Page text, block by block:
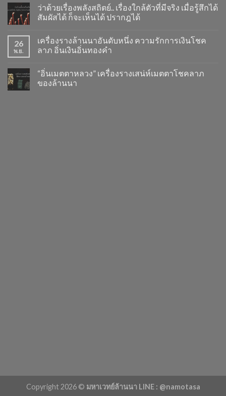
ว่าด้วยเรื่องพลังสถิตย์.. เรื่องใกล้ตัวที่มีจริง เมื่อรู้สึกได้
สัมผัสได้ ก็จะเห็นได้ ปรากฎได้
26
พ.ย.
เครื่องรางล้านนาอันดับหนึ่ง ความรักการเงินโชค
ลาภ อิ่นเงินอิ่นทองคำ
“อิ่นเมตตาหลวง” เครื่องรางเสน่ห์เมตตาโชคลาภ
ของล้านนา
Copyright 2026 © มหาเวทย์ล้านนา LINE : @namotasa